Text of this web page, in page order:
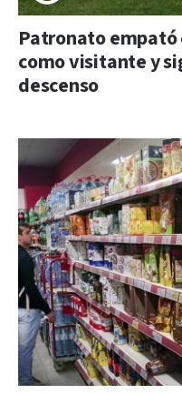
Patronato empató
como visitante y
descenso